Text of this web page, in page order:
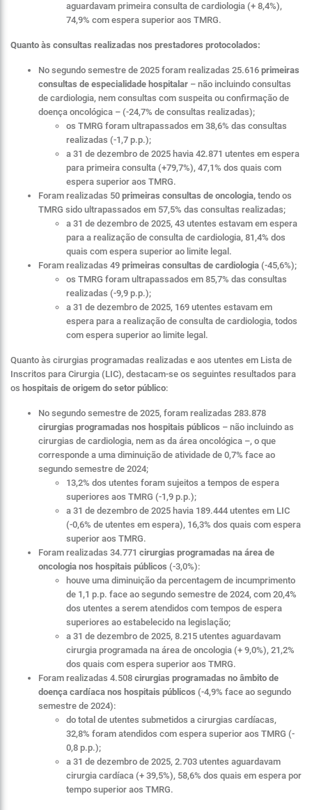
aguardavam primeira consulta de cardiologia (+ 8,4%),
74,9% com espera superior aos TMRG.
Quanto às consultas realizadas nos prestadores protocolados:
No segundo semestre de 2025 foram realizadas 25.616 primeiras
consultas de especialidade hospitalar – não incluindo consultas
de cardiologia, nem consultas com suspeita ou confirmação de
doença oncológica – (-24,7% de consultas realizadas);
os TMRG foram ultrapassados em 38,6% das consultas
realizadas (-1,7 p.p.);
a 31 de dezembro de 2025 havia 42.871 utentes em espera
para primeira consulta (+79,7%), 47,1% dos quais com
espera superior aos TMRG.
Foram realizadas 50 primeiras consultas de oncologia, tendo os
TMRG sido ultrapassados em 57,5% das consultas realizadas;
a 31 de dezembro de 2025, 43 utentes estavam em espera
para a realização de consulta de cardiologia, 81,4% dos
quais com espera superior ao limite legal.
Foram realizadas 49 primeiras consultas de cardiologia (-45,6%);
os TMRG foram ultrapassados em 85,7% das consultas
realizadas (-9,9 p.p.);
a 31 de dezembro de 2025, 169 utentes estavam em
espera para a realização de consulta de cardiologia, todos
com espera superior ao limite legal.
Quanto às cirurgias programadas realizadas e aos utentes em Lista de
Inscritos para Cirurgia (LIC), destacam-se os seguintes resultados para
os hospitais de origem do setor público:
No segundo semestre de 2025, foram realizadas 283.878
cirurgias programadas nos hospitais públicos – não incluindo as
cirurgias de cardiologia, nem as da área oncológica –, o que
corresponde a uma diminuição de atividade de 0,7% face ao
segundo semestre de 2024;
13,2% dos utentes foram sujeitos a tempos de espera
superiores aos TMRG (-1,9 p.p.);
a 31 de dezembro de 2025 havia 189.444 utentes em LIC
(-0,6% de utentes em espera), 16,3% dos quais com espera
superior aos TMRG.
Foram realizadas 34.771 cirurgias programadas na área de
oncologia nos hospitais públicos (-3,0%):
houve uma diminuição da percentagem de incumprimento
de 1,1 p.p. face ao segundo semestre de 2024, com 20,4%
dos utentes a serem atendidos com tempos de espera
superiores ao estabelecido na legislação;
a 31 de dezembro de 2025, 8.215 utentes aguardavam
cirurgia programada na área de oncologia (+ 9,0%), 21,2%
dos quais com espera superior aos TMRG.
Foram realizadas 4.508 cirurgias programadas no âmbito de
doença cardíaca nos hospitais públicos (-4,9% face ao segundo
semestre de 2024):
do total de utentes submetidos a cirurgias cardíacas,
32,8% foram atendidos com espera superior aos TMRG (-
0,8 p.p.);
a 31 de dezembro de 2025, 2.703 utentes aguardavam
cirurgia cardíaca (+ 39,5%), 58,6% dos quais em espera por
tempo superior aos TMRG.